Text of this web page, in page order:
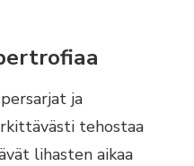
ja
tehostaa
lihasten aikaa